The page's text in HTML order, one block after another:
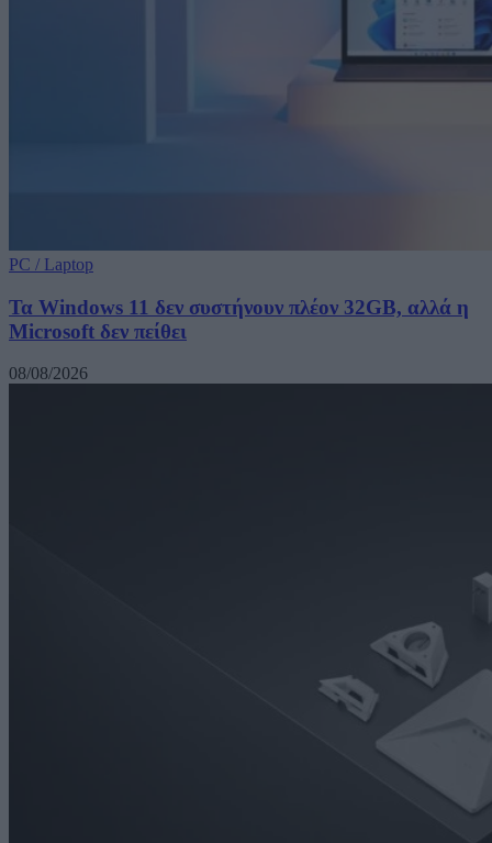
PC / Laptop
Τα Windows 11 δεν συστήνουν πλέον 32GB, αλλά η
Microsoft δεν πείθει
08/08/2026